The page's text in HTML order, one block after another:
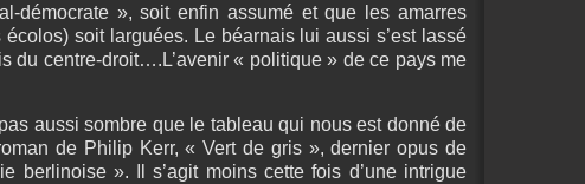
démocrate », soit enfin assumé et que les amarres
soit larguées. Le béarnais lui aussi s’est lassé
du centre-droit….L’avenir « politique » de ce pays me
aussi sombre que le tableau qui nous est donné de
de Philip Kerr, « Vert de gris », dernier opus de
berlinoise ». Il s’agit moins cette fois d’une intrigue